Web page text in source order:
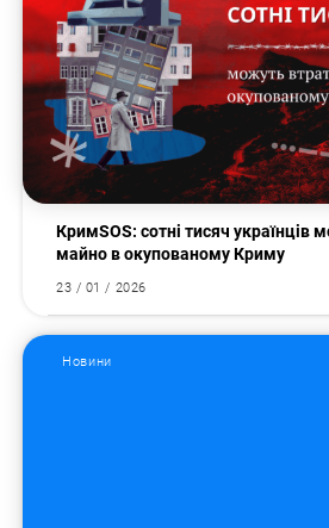
КримSOS: сотні тисяч українців
майно в окупованому Криму
23 / 01 / 2026
Новини